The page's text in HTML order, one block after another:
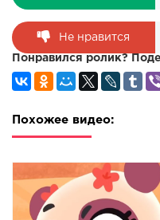
Не нравится
Понравился ролик?
Похожее видео: